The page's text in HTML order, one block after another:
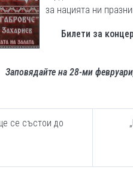
за нацията ни
Билети за
Заповядайте на 28-ми
се състои до